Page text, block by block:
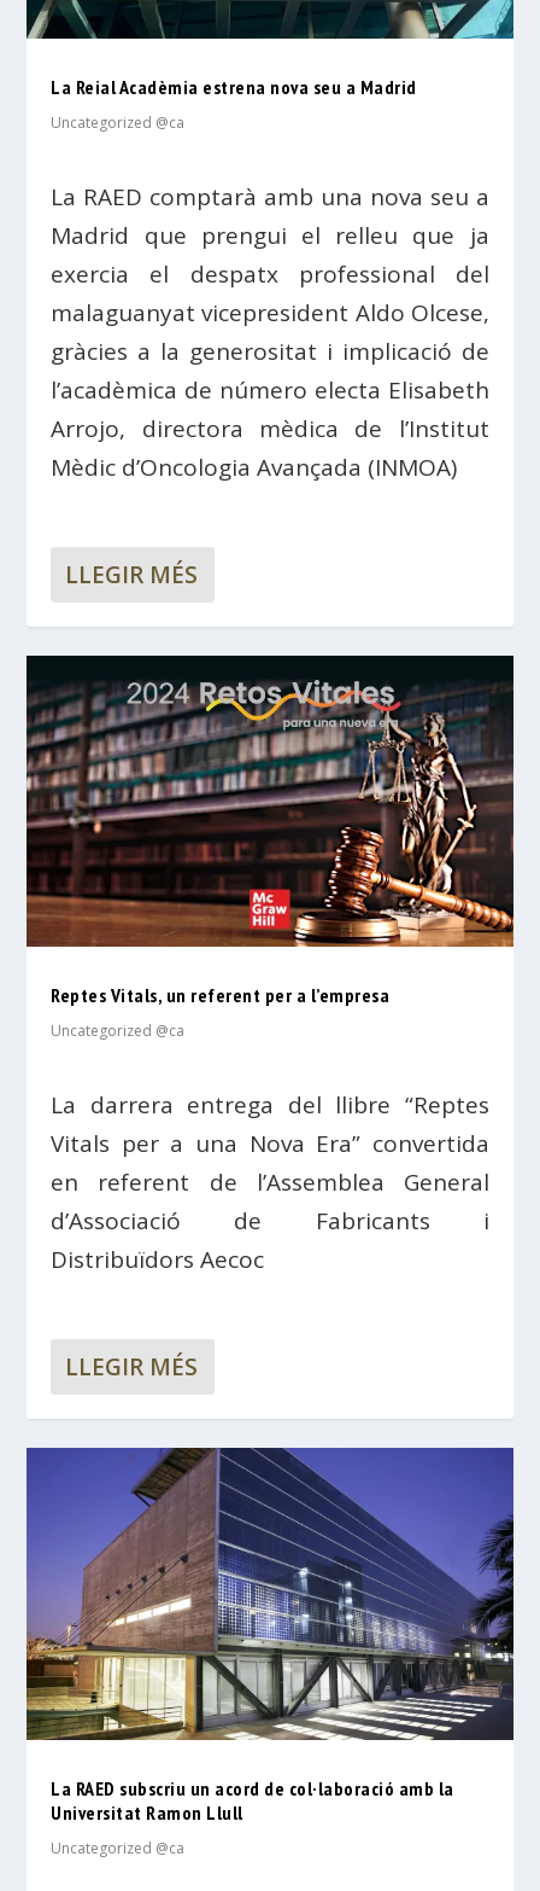
La Reial Acadèmia estrena nova seu a Madrid
Uncategorized @ca
La RAED comptarà amb una nova seu a
Madrid que prengui el relleu que ja
exercia el despatx professional del
malaguanyat vicepresident Aldo Olcese,
gràcies a la generositat i implicació de
l’acadèmica de número electa Elisabeth
Arrojo, directora mèdica de l’Institut
Mèdic d’Oncologia Avançada (INMOA)
LLEGIR MÉS
Reptes Vitals, un referent per a l’empresa
Uncategorized @ca
La darrera entrega del llibre “Reptes
Vitals per a una Nova Era” convertida
en referent de l’Assemblea General
d’Associació de Fabricants i
Distribuïdors Aecoc
LLEGIR MÉS
La RAED subscriu un acord de col·laboració amb la
Universitat Ramon Llull
Uncategorized @ca